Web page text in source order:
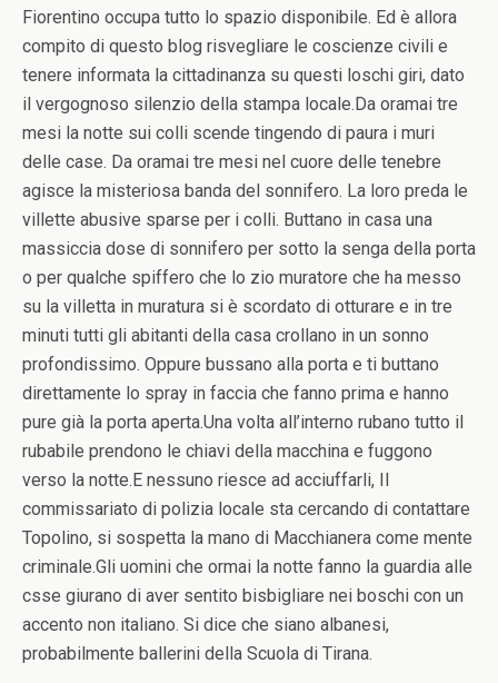
Fiorentino occupa tutto lo spazio disponibile. Ed è allora
compito di questo blog risvegliare le coscienze civili e
tenere informata la cittadinanza su questi loschi giri, dato
il vergognoso silenzio della stampa locale.Da oramai tre
mesi la notte sui colli scende tingendo di paura i muri
delle case. Da oramai tre mesi nel cuore delle tenebre
agisce la misteriosa banda del sonnifero. La loro preda le
villette abusive sparse per i colli. Buttano in casa una
massiccia dose di sonnifero per sotto la senga della porta
o per qualche spiffero che lo zio muratore che ha messo
su la villetta in muratura si è scordato di otturare e in tre
minuti tutti gli abitanti della casa crollano in un sonno
profondissimo. Oppure bussano alla porta e ti buttano
direttamente lo spray in faccia che fanno prima e hanno
pure già la porta aperta.Una volta all’interno rubano tutto il
rubabile prendono le chiavi della macchina e fuggono
verso la notte.E nessuno riesce ad acciuffarli, Il
commissariato di polizia locale sta cercando di contattare
Topolino, si sospetta la mano di Macchianera come mente
criminale.Gli uomini che ormai la notte fanno la guardia alle
csse giurano di aver sentito bisbigliare nei boschi con un
accento non italiano. Si dice che siano albanesi,
probabilmente ballerini della Scuola di Tirana.